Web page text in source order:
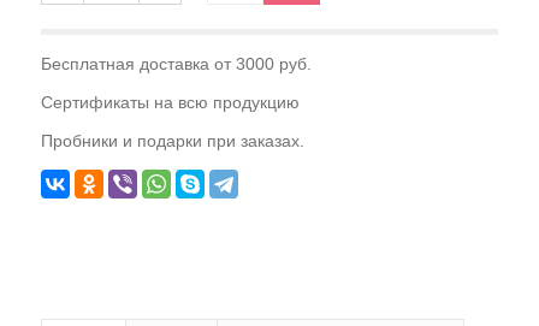
Бесплатная доставка от 3000 руб.
Сертификаты на всю продукцию
Пробники и подарки при заказах.